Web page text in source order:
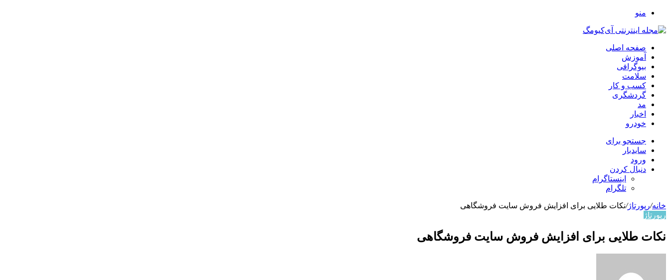
منو
صفحه اصلی
آموزش
بیوگرافی
سلامت
کسب و کار
گردشگری
مد
اخبار
خودرو
جستجو برای
سایدبار
ورود
دنبال کردن
اینستاگرام
تلگرام
خانه/رپورتاژ/نکات طلایی برای افزایش فروش سایت فروشگاهی
رپورتاژ
نکات طلایی برای افزایش فروش سایت فروشگاهی